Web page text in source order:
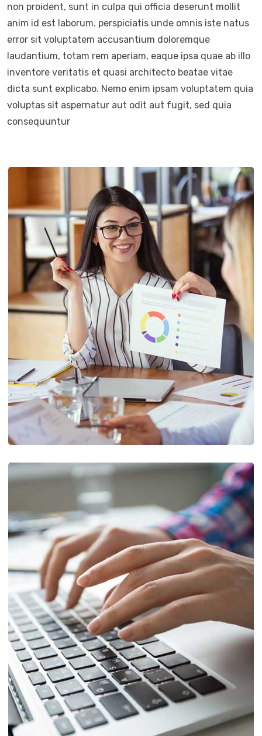
non proident, sunt in culpa qui officia deserunt mollit
anim id est laborum. perspiciatis unde omnis iste natus
error sit voluptatem accusantium doloremque
laudantium, totam rem aperiam, eaque ipsa quae ab illo
inventore veritatis et quasi architecto beatae vitae
dicta sunt explicabo. Nemo enim ipsam voluptatem quia
voluptas sit aspernatur aut odit aut fugit, sed quia
consequuntur